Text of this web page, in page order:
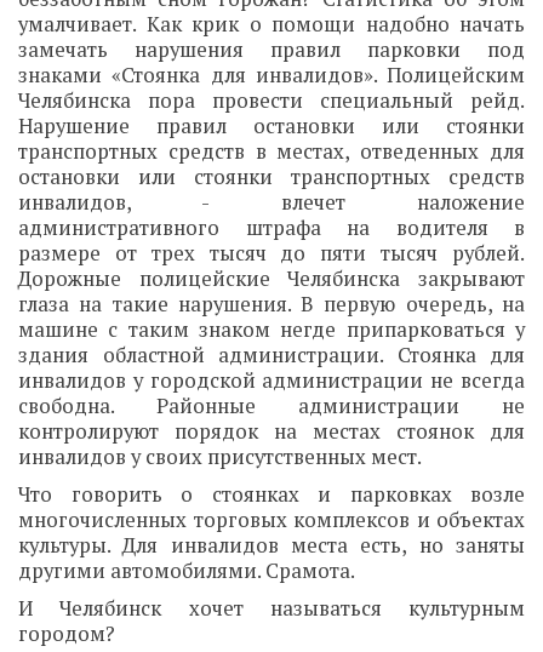
умалчивает. Как крик о помощи надобно начать
замечать нарушения правил парковки под
знаками «Стоянка для инвалидов». Полицейским
Челябинска пора провести специальный рейд.
Нарушение правил остановки или стоянки
транспортных средств в местах, отведенных для
остановки или стоянки транспортных средств
инвалидов, - влечет наложение
административного штрафа на водителя в
размере от трех тысяч до пяти тысяч рублей.
Дорожные полицейские Челябинска закрывают
глаза на такие нарушения. В первую очередь, на
машине с таким знаком негде припарковаться у
здания областной администрации. Стоянка для
инвалидов у городской администрации не всегда
свободна. Районные администрации не
контролируют порядок на местах стоянок для
инвалидов у своих присутственных мест.
Что говорить о стоянках и парковках возле
многочисленных торговых комплексов и объектах
культуры. Для инвалидов места есть, но заняты
другими автомобилями. Срамота.
И Челябинск хочет называться культурным
городом?